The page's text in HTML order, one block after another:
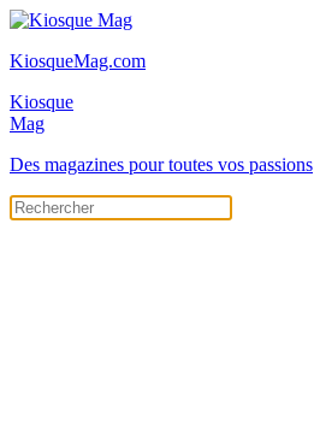
KiosqueMag.com
Kiosque
Mag
Des magazines pour toutes vos passions